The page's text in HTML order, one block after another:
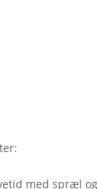
:
med spræl